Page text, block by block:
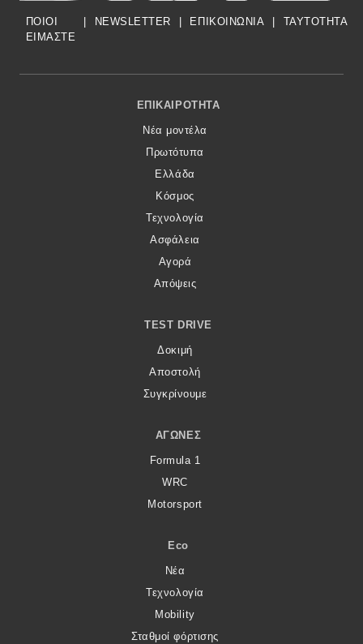
ΠΟΙΟΙ
ΕΙΜΑΣΤΕ
| NEWSLETTER | ΕΠΙΚΟΙΝΩΝΙΑ | TAYTOTHTA
Footer Menu
ΕΠΙΚΑΙΡΌΤΗΤΑ
Νέα μοντέλα
Πρωτότυπα
Ελλάδα
Κόσμος
Τεχνολογία
Ασφάλεια
Αγορά
Απόψεις
TEST DRIVE
Δοκιμή
Αποστολή
Συγκρίνουμε
ΑΓΏΝΕΣ
Formula 1
WRC
Motorsport
Eco
Νέα
Τεχνολογία
Mobility
Σταθμοί φόρτισης